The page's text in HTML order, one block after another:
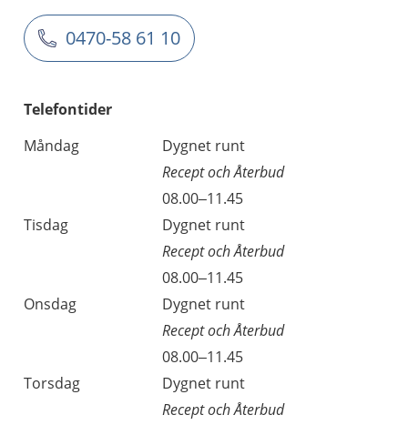
0470-58 61 10
Telefontider
Måndag
Dygnet runt
Recept och Återbud
08.00–11.45
Tisdag
Dygnet runt
Recept och Återbud
08.00–11.45
Onsdag
Dygnet runt
Recept och Återbud
08.00–11.45
Torsdag
Dygnet runt
Recept och Återbud